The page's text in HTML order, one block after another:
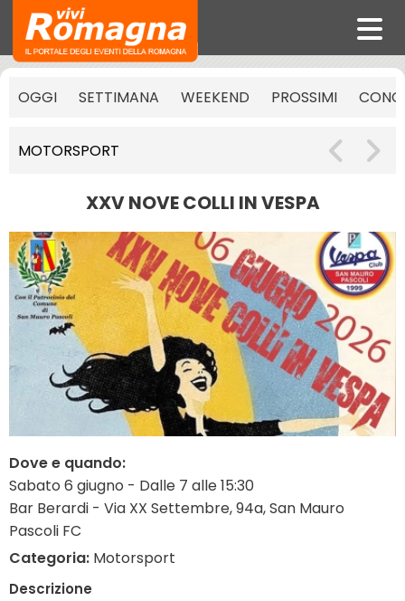
OGGI SETTIMANA WEEKEND PROSSIMI
MOTORSPORT
XXV NOVE COLLI IN VESPA
Dove e quando:
Sabato 6 giugno - Dalle 7 alle 15:30
Bar Berardi - Via XX Settembre, 94a, San Mauro
Pascoli FC
Categoria: Motorsport
Descrizione